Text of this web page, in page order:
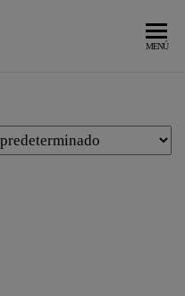
MENÚ